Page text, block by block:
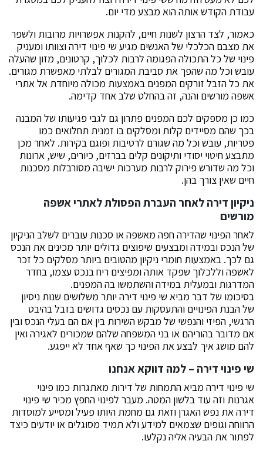
עבודת הקודש אותה הוא מבצע מדי יום.
כאמור, לצד הרצון לשנות חיים, להקנות אפשרויות מרובות ולשפר
את מצבם הכלכלי של האנשים מגיע שי פינוי דירה וצוותו ומעניק
פינוי של כל התכולה הפגומה לרבות לכלוך, קרטונים, מזון שהעלה
עובש וכל מה שהפך את סביבת המגורים לבלתי מאפשרת מגורים.
את כל הזבל זורקים המפנים באמצעות מכולה מיוחדת אל אתרי
אשפה מורשים והנה, זה בהחלט שלב אחד קדימה.
כמו כן מספקים לכם המפנים פתרון גם לגבי פגיעותו של המבנה
בכך שהם מסיידים קלות ומסלקים בו זמנית תחלואים כמו
פטריות, עובש וכל מה שגורם לרטיבות ופוגם בקירות. לאחר מכן
מתבצע חיטוי יסודי ותיקונים קלים בברזים, כיורים, שיש, ארונות
וכל מה שדורש פירוק לרבות מערכות ישיבה מסורבלות מסכנות
חיים שאין צורך בהן.
ניקיון דירה לאחר העברת הפסולת לאתרי אשפה
מורשים
לאחר הפינוי שהדירה חפה מאשפה או סכנות עוברים לשלב הניקיון
של הנכס ובמידה ומבצעים שיפוצים גדולים יותר מכינים את הנכס
גם לכך. באמצעות חומרי ניקיון מהטובים ביותר מסלקים כל זכר
לאשפה וללכלוך שפקד אותה ומפיצים ריח בנכס עצמו, בחדר
המדרגות ובמעלית במידה והשתמשו בה המפנים.
בסיכומו של דבר מביא שי פינוי דירה יותר משלושים שנות ניסיון
של הבנת הפינויים והתעסקות עם נכסים גדושים בזבל בהיבט
הרגשי, הפיזי והנפשי של מבקש השירות בין אם הם בעלי הנכס ובין
אם מדובר בהוריהם או בני המשפחה שלהם שמכורים לאגירה ואין
להם מושג איך לבצע את הפינוי כך שאף אחד לא ייפגע.
שי פינוי דירה – למה דווקא אנחנו
שי פינוי דירה מביא התמחות של דירות מאתגרות כמו פינוי
אגרנות וזה עוד בלשון המטה. מעבר לפינוי החפץ מכיר שי פינוי
דירה את נפש האגרן וזאת גם מחמת היותו פעיל ומסייע למוסדות
הרווחה וגופים שצמאים למידע ולא תמיד מסוגלים או יודעים כיצד
לפתור את הבעיה אליה נקלעו.